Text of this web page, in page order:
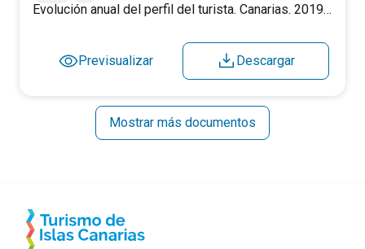
Evolución anual del perfil del turista. Canarias. 2019-2025.
Previsualizar Descargar
Mostrar más documentos